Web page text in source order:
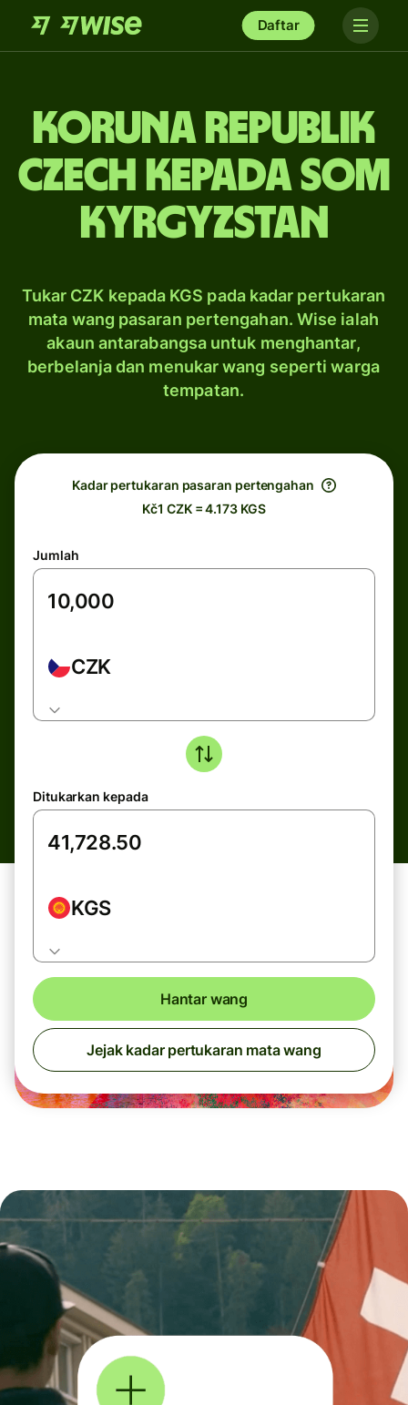
Daftar
koruna Republik
Czech kepada som
Kyrgyzstan
Tukar CZK kepada KGS pada kadar pertukaran
mata wang pasaran pertengahan. Wise ialah
akaun antarabangsa untuk menghantar,
berbelanja dan menukar wang seperti warga
tempatan.
Kadar pertukaran pasaran pertengahan
Kč1 CZK = 4.173 KGS
Jumlah
CZK
Ditukarkan kepada
KGS
Hantar wang
Jejak kadar pertukaran mata wang